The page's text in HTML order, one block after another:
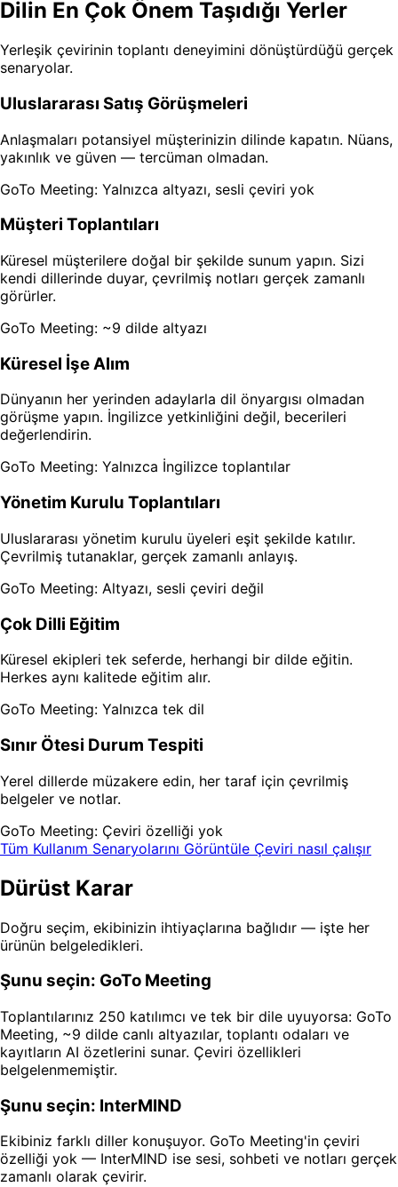
Dilin En Çok Önem Taşıdığı Yerler
Yerleşik çevirinin toplantı deneyimini dönüştürdüğü gerçek
senaryolar.
Uluslararası Satış Görüşmeleri
Anlaşmaları potansiyel müşterinizin dilinde kapatın. Nüans,
yakınlık ve güven — tercüman olmadan.
GoTo Meeting: Yalnızca altyazı, sesli çeviri yok
Müşteri Toplantıları
Küresel müşterilere doğal bir şekilde sunum yapın. Sizi
kendi dillerinde duyar, çevrilmiş notları gerçek zamanlı
görürler.
GoTo Meeting: ~9 dilde altyazı
Küresel İşe Alım
Dünyanın her yerinden adaylarla dil önyargısı olmadan
görüşme yapın. İngilizce yetkinliğini değil, becerileri
değerlendirin.
GoTo Meeting: Yalnızca İngilizce toplantılar
Yönetim Kurulu Toplantıları
Uluslararası yönetim kurulu üyeleri eşit şekilde katılır.
Çevrilmiş tutanaklar, gerçek zamanlı anlayış.
GoTo Meeting: Altyazı, sesli çeviri değil
Çok Dilli Eğitim
Küresel ekipleri tek seferde, herhangi bir dilde eğitin.
Herkes aynı kalitede eğitim alır.
GoTo Meeting: Yalnızca tek dil
Sınır Ötesi Durum Tespiti
Yerel dillerde müzakere edin, her taraf için çevrilmiş
belgeler ve notlar.
GoTo Meeting: Çeviri özelliği yok
Tüm Kullanım Senaryolarını Görüntüle Çeviri nasıl çalışır
Dürüst Karar
Doğru seçim, ekibinizin ihtiyaçlarına bağlıdır — işte her
ürünün belgeledikleri.
Şunu seçin: GoTo Meeting
Toplantılarınız 250 katılımcı ve tek bir dile uyuyorsa: GoTo
Meeting, ~9 dilde canlı altyazılar, toplantı odaları ve
kayıtların AI özetlerini sunar. Çeviri özellikleri
belgelenmemiştir.
Şunu seçin: InterMIND
Ekibiniz farklı diller konuşuyor. GoTo Meeting'in çeviri
özelliği yok — InterMIND ise sesi, sohbeti ve notları gerçek
zamanlı olarak çevirir.